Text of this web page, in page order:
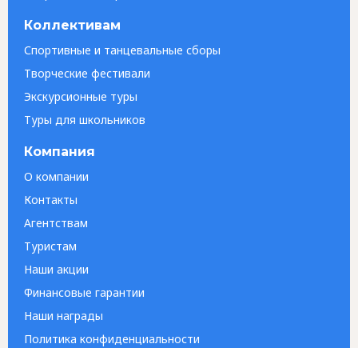
Коллективам
Спортивные и танцевальные сборы
Творческие фестивали
Экскурсионные туры
Туры для школьников
Компания
О компании
Контакты
Агентствам
Туристам
Наши акции
Финансовые гарантии
Наши награды
Политика конфиденциальности